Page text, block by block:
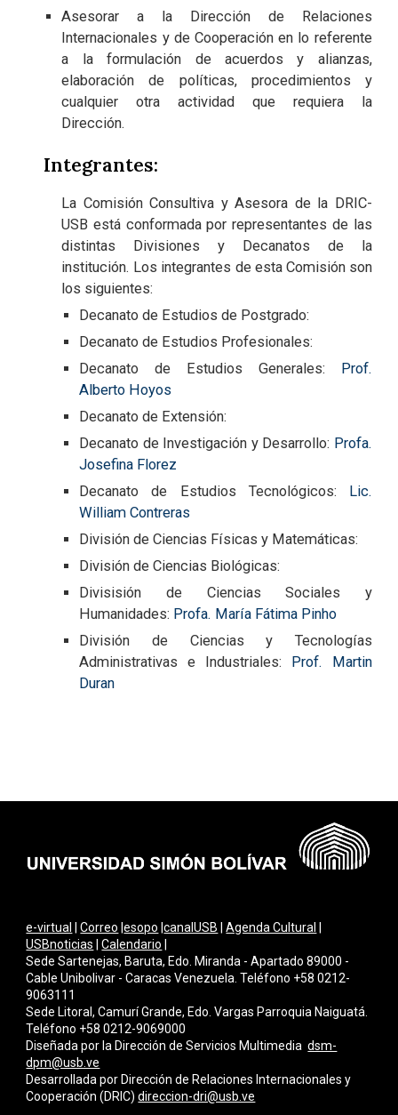
Asesorar a la Dirección de Relaciones
Internacionales y de Cooperación en lo referente
a la formulación de acuerdos y alianzas,
elaboración de políticas, procedimientos y
cualquier otra actividad que requiera la
Dirección.
Integrantes:
La Comisión Consultiva y Asesora de la DRIC-
USB está conformada por representantes de las
distintas Divisiones y Decanatos de la
institución. Los integrantes de esta Comisión son
los siguientes:
Decanato de Estudios de Postgrado:
Decanato de Estudios Profesionales:
Decanato de Estudios Generales: Prof.
Alberto Hoyos
Decanato de Extensión:
Decanato de Investigación y Desarrollo: Profa.
Josefina Florez
Decanato de Estudios Tecnológicos: Lic.
William Contreras
División de Ciencias Físicas y Matemáticas:
División de Ciencias Biológicas:
Divisisión de Ciencias Sociales y
Humanidades: Profa. María Fátima Pinho
División de Ciencias y Tecnologías
Administrativas e Industriales: Prof. Martin
Duran
e-virtual |Correo |esopo |canalUSB |Agenda Cultural
USBnoticias |Calendario
Sede Sartenejas, Baruta, Edo. Miranda - Apartado 89000 -
Cable Unibolivar - Caracas Venezuela. Teléfono +58 0212-
9063111
Sede Litoral, Camurí Grande, Edo. Vargas Parroquia Naiguatá.
Teléfono +58 0212-9069000
Diseñada por la Dirección de Servicios Multimediadsm-
dpm@usb.ve
Desarrollada por Dirección de Relaciones Internacionales y
Cooperación (DRIC)direccion-dri@usb.ve